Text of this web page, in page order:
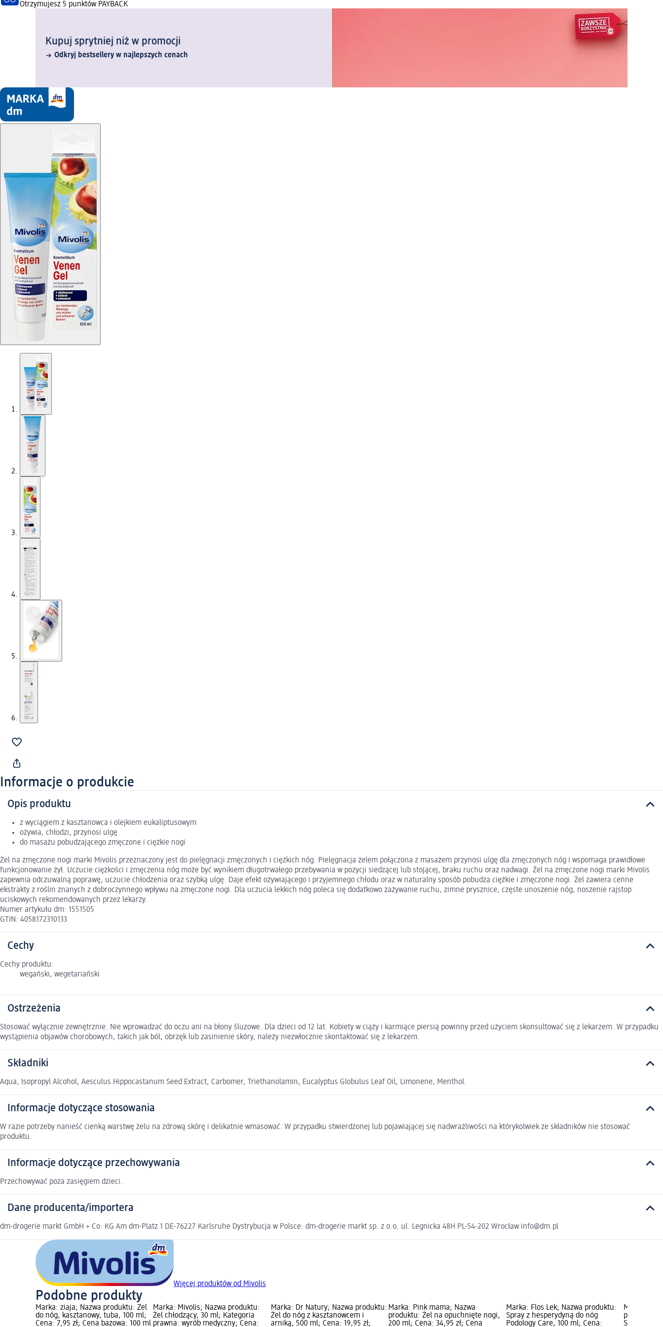
Otrzymujesz 5 punktów PAYBACK
Kupuj sprytniej niż w promocji
Odkryj bestsellery w najlepszych cenach
Informacje o produkcie
Opis produktu
z wyciągiem z kasztanowca i olejkiem eukaliptusowym
ożywia, chłodzi, przynosi ulgę
do masażu pobudzającego zmęczone i ciężkie nogi
Żel na zmęczone nogi marki Mivolis przeznaczony jest do pielęgnacji zmęczonych i ciężkich nóg. Pielęgnacja żelem połączona z masażem przynosi ulgę dla zmęczonych nóg i wspomaga prawidłowe
funkcjonowanie żył. Uczucie ciężkości i zmęczenia nóg może być wynikiem długotrwałego przebywania w pozycji siedzącej lub stojącej, braku ruchu oraz nadwagi. Żel na zmęczone nogi marki Mivolis
zapewnia odczuwalną poprawę, uczucie chłodzenia oraz szybką ulgę. Daje efekt ożywiającego i przyjemnego chłodu oraz w naturalny sposób pobudza ciężkie i zmęczone nogi. Żel zawiera cenne
ekstrakty z roślin znanych z dobroczynnego wpływu na zmęczone nogi. Dla uczucia lekkich nóg poleca się dodatkowo zażywanie ruchu, zimne prysznice, częste unoszenie nóg, noszenie rajstop
uciskowych rekomendowanych przez lekarzy.
Numer artykułu dm: 1551505
GTIN: 4058172310133
Cechy
Cechy produktu:
wegański, wegetariański
Ostrzeżenia
Stosować wyłącznie zewnętrznie. Nie wprowadzać do oczu ani na błony śluzowe. Dla dzieci od 12 lat. Kobiety w ciąży i karmiące piersią powinny przed użyciem skonsultować się z lekarzem. W przypadku
wystąpienia objawów chorobowych, takich jak ból, obrzęk lub zasinienie skóry, należy niezwłocznie skontaktować się z lekarzem.
Składniki
Aqua, Isopropyl Alcohol, Aesculus Hippocastanum Seed Extract, Carbomer, Triethanolamin, Eucalyptus Globulus Leaf Oil, Limonene, Menthol.
Informacje dotyczące stosowania
W razie potrzeby nanieść cienką warstwę żelu na zdrową skórę i delikatnie wmasować. W przypadku stwierdzonej lub pojawiającej się nadwrażliwości na którykolwiek ze składników nie stosować
produktu.
Informacje dotyczące przechowywania
Przechowywać poza zasięgiem dzieci.
Dane producenta/importera
dm-drogerie markt GmbH + Co. KG Am dm-Platz 1 DE-76227 Karlsruhe Dystrybucja w Polsce: dm-drogerie markt sp. z o.o. ul. Legnicka 48H PL-54-202 Wrocław info@dm.pl
Więcej produktów od Mivolis
Podobne produkty
Marka: ziaja; Nazwa produktu: Żel
do nóg, kasztanowy, tuba, 100 ml;
Cena: 7,95 zł; Cena bazowa: 100 ml
Marka: Mivolis; Nazwa produktu:
Żel chłodzący, 30 ml; Kategoria
prawna: wyrób medyczny; Cena:
Marka: Dr Natury; Nazwa produktu:
Żel do nóg z kasztanowcem i
arniką, 500 ml; Cena: 19,95 zł;
Marka: Pink mama; Nazwa
produktu: Żel na opuchnięte nogi,
200 ml; Cena: 34,95 zł; Cena
Marka: Flos Lek; Nazwa produktu:
Spray z hesperydyną do nóg
Podology Care, 100 ml; Cena:
Marka:
produktu:
Sensitive,